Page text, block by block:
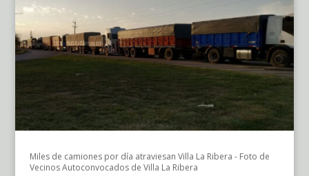
Miles de camiones por día atraviesan Villa La Ribera - Foto de
Vecinos Autoconvocados de Villa La Ribera